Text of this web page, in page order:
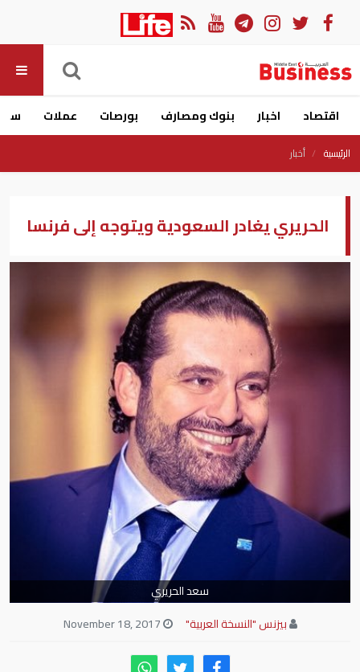
اقتصاد اخبار بنوك ومصارف بورصات عملات
الرئيسية أخبار
الحريري يغادر السعودية ويتوجه إلى فرنسا
سعد الحريري
بيزنس "النسخة العربية"